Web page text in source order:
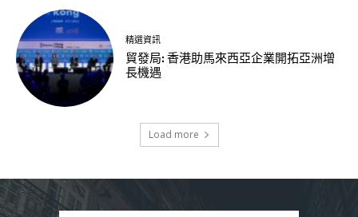
精選資訊
貿發局: 香港助馬來西亞企業開拓亞洲增
長機遇
Load more